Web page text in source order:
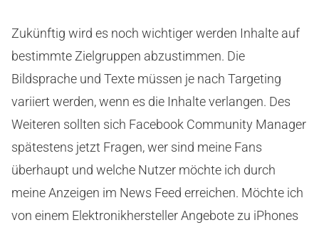
Zukünftig wird es noch wichtiger werden Inhalte auf
bestimmte Zielgruppen abzustimmen. Die
Bildsprache und Texte müssen je nach Targeting
variiert werden, wenn es die Inhalte verlangen. Des
Weiteren sollten sich Facebook Community Manager
spätestens jetzt Fragen, wer sind meine Fans
überhaupt und welche Nutzer möchte ich durch
meine Anzeigen im News Feed erreichen. Möchte ich
von einem Elektronikhersteller Angebote zu iPhones